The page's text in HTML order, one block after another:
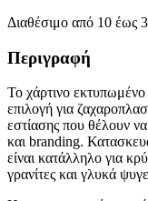
Διαθέσιμο από 10 έως
Περιγραφή
Το χάρτινο
επιλογή για
εστίασης που θέλουν
και branding.
είναι κατάλληλο για
γρανίτες και γλυκά